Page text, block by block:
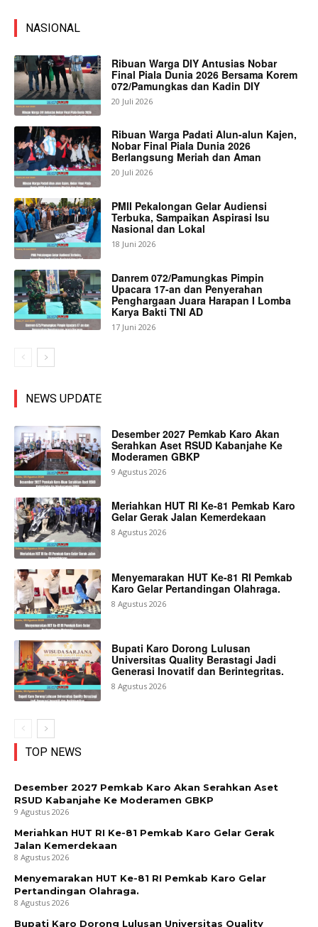
NASIONAL
Ribuan Warga DIY Antusias Nobar
Final Piala Dunia 2026 Bersama Korem
072/Pamungkas dan Kadin DIY
20 Juli 2026
Ribuan Warga Padati Alun-alun Kajen,
Nobar Final Piala Dunia 2026
Berlangsung Meriah dan Aman
20 Juli 2026
PMII Pekalongan Gelar Audiensi
Terbuka, Sampaikan Aspirasi Isu
Nasional dan Lokal
18 Juni 2026
Danrem 072/Pamungkas Pimpin
Upacara 17-an dan Penyerahan
Penghargaan Juara Harapan I Lomba
Karya Bakti TNI AD
17 Juni 2026
NEWS UPDATE
Desember 2027 Pemkab Karo Akan
Serahkan Aset RSUD Kabanjahe Ke
Moderamen GBKP
9 Agustus 2026
Meriahkan HUT RI Ke-81 Pemkab Karo
Gelar Gerak Jalan Kemerdekaan
8 Agustus 2026
Menyemarakan HUT Ke-81 RI Pemkab
Karo Gelar Pertandingan Olahraga.
8 Agustus 2026
Bupati Karo Dorong Lulusan
Universitas Quality Berastagi Jadi
Generasi Inovatif dan Berintegritas.
8 Agustus 2026
TOP NEWS
Desember 2027 Pemkab Karo Akan Serahkan Aset
RSUD Kabanjahe Ke Moderamen GBKP
9 Agustus 2026
Meriahkan HUT RI Ke-81 Pemkab Karo Gelar Gerak
Jalan Kemerdekaan
8 Agustus 2026
Menyemarakan HUT Ke-81 RI Pemkab Karo Gelar
Pertandingan Olahraga.
8 Agustus 2026
Bupati Karo Dorong Lulusan Universitas Quality